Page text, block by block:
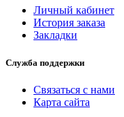
Личный кабинет
История заказа
Закладки
Служба поддержки
Связаться с нами
Карта сайта